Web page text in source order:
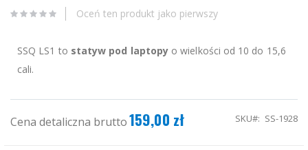
Oceń ten produkt jako pierwszy
SSQ LS1 to statyw pod laptopy o wielkości od 10 do 15,6
cali.
Cena detaliczna brutto159,00 zł SKU SS-1928